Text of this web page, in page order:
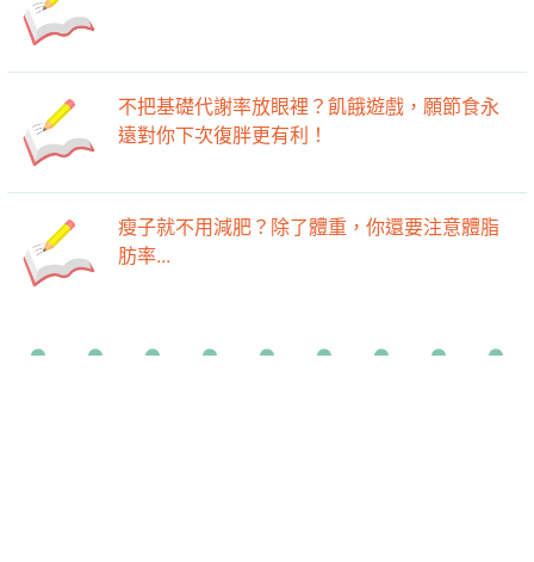
不把基礎代謝率放眼裡？飢餓遊戲，願節食永
遠對你下次復胖更有利！
瘦子就不用減肥？除了體重，你還要注意體脂
肪率...